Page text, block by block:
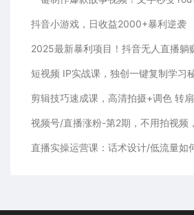
抖音小游戏，日收益2000+暴利逆袭